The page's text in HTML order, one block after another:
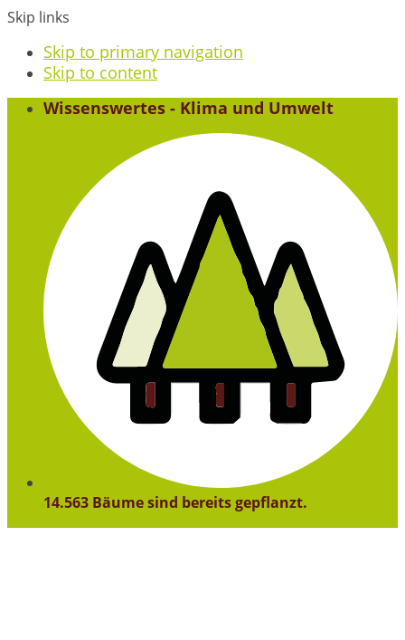
Skip links
Skip to primary navigation
Skip to content
Wissenswertes - Klima und Umwelt
14.563 Bäume sind bereits gepflanzt.